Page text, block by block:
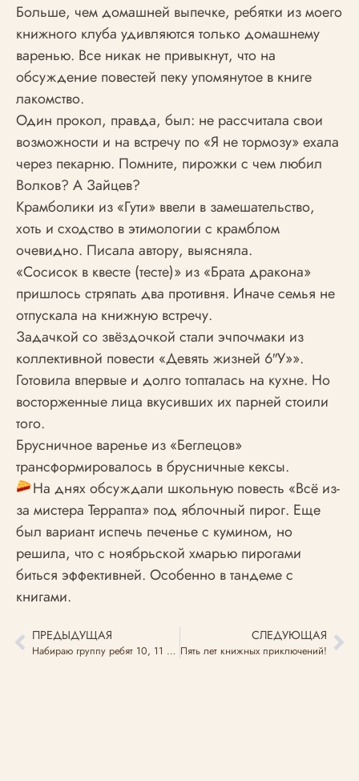
Больше, чем домашней выпечке, ребятки из моего
книжного клуба удивляются только домашнему
варенью. Все никак не привыкнут, что на
обсуждение повестей пеку упомянутое в книге
лакомство.
Один прокол, правда, был: не рассчитала свои
возможности и на встречу по «Я не тормозу» ехала
через пекарню. Помните, пирожки с чем любил
Волков? А Зайцев?
Крамболики из «Гути» ввели в замешательство,
хоть и сходство в этимологии с крамблом
очевидно. Писала автору, выясняла.
«Сосисок в квесте (тесте)» из «Брата дракона»
пришлось стряпать два противня. Иначе семья не
отпускала на книжную встречу.
Задачкой со звёздочкой стали эчпочмаки из
коллективной повести «Девять жизней 6″У»».
Готовила впервые и долго топталась на кухне. Но
восторженные лица вкусивших их парней стоили
того.
Брусничное варенье из «Беглецов»
трансформировалось в брусничные кексы.
На днях обсуждали школьную повесть «Всё из-
за мистера Террапта» под яблочный пирог. Еще
был вариант испечь печенье с кумином, но
решила, что с ноябрьской хмарью пирогами
биться эффективней. Особенно в тандеме с
книгами.
ПРЕДЫДУЩАЯ
Набираю группу ребят 10, 11 и 12 лет для того, чтобы встречаться два раза в месяц по выходным для чтения и обсуждения короткой прозы современных российских авторов
СЛЕДУЮЩАЯ
Пять лет книжных приключений!